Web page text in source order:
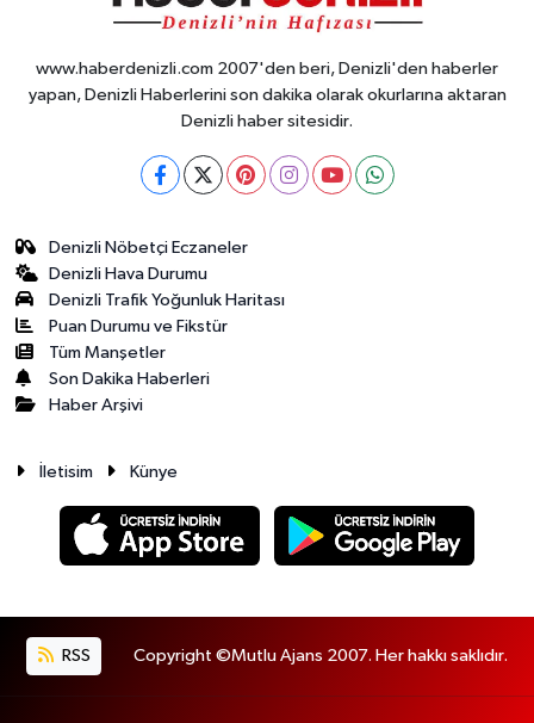
www.haberdenizli.com 2007'den beri, Denizli'den haberler
yapan, Denizli Haberlerini son dakika olarak okurlarına aktaran
Denizli haber sitesidir.
Denizli Nöbetçi Eczaneler
Denizli Hava Durumu
Denizli Trafik Yoğunluk Haritası
Puan Durumu ve Fikstür
Tüm Manşetler
Son Dakika Haberleri
Haber Arşivi
İletisim Künye
RSS Copyright ©Mutlu Ajans 2007. Her hakkı saklıdır.